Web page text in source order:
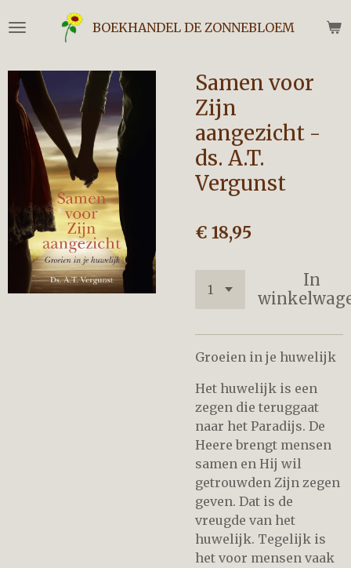
direct
de
hoofdinhoud
BOEKHANDEL DE ZONNEBLOEM
Samen voor
Zijn
aangezicht -
ds. A.T.
Vergunst
€ 18,95
In
Groeien in je huwelijk
Het huwelijk is een
zegen die teruggaat
naar het Paradijs. De
Heere brengt mensen
samen en Hij wil
getrouwden Zijn zegen
geven. Dat is de
vreugde van het
huwelijk. Tegelijk is
het voor mensen vaak